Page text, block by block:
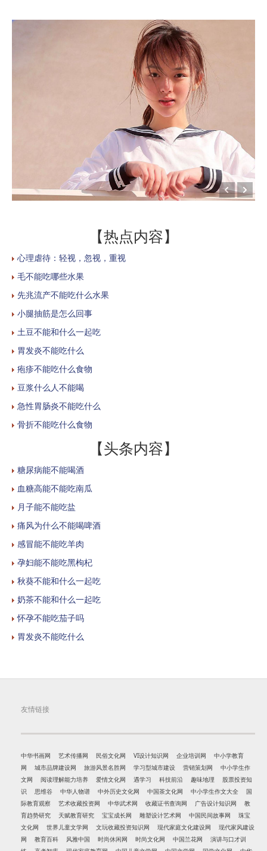
【热点内容】
心理虐待：轻视，忽视，重视
毛不能吃哪些水果
先兆流产不能吃什么水果
小腿抽筋是怎么回事
土豆不能和什么一起吃
胃发炎不能吃什么
疱疹不能吃什么食物
豆浆什么人不能喝
急性胃肠炎不能吃什么
骨折不能吃什么食物
【头条内容】
糖尿病能不能喝酒
血糖高能不能吃南瓜
月子能不能吃盐
痛风为什么不能喝啤酒
感冒能不能吃羊肉
孕妇能不能吃黑枸杞
秋葵不能和什么一起吃
奶茶不能和什么一起吃
怀孕不能吃茄子吗
胃发炎不能吃什么
友情链接
中华书画网 艺术传播网 民俗文化网 VI设计知识网 企业培训网
中小学教育
网
城市品牌建设网 旅游风景名胜网 学习型城市建设 营销策划网
中小学生作
文网
阅读理解能力培养 爱情文化网 遇学习 科技前沿 趣味地理
股票投资知
识
思维谷 中华人物谱 中外历史文化网 中国茶文化网 中小学生作文大全
国
际教育观察
艺术收藏投资网 中华武术网 收藏证书查询网 广告设计知识网
教
育趋势研究
天赋教育研究 宝宝成长网 雕塑设计艺术网 中国民间故事网
珠宝
文化网
世界儿童文学网 文玩收藏投资知识网 现代家庭文化建设网
现代家风建设
网
教育百科 风雅中国 时尚休闲网 时尚文化网 中国兰花网
演讲与口才训